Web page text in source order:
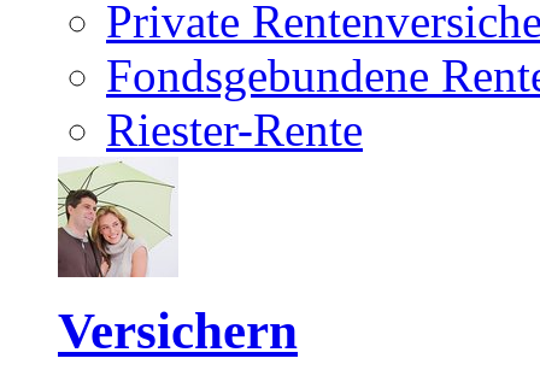
Private
Fondsgebundene
Riester-Rente
Versichern